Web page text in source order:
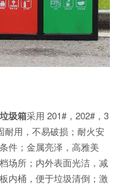
圾箱采用 201#，202#，3
耐用，不易破损；耐火安
件；金属亮泽，高雅美
场所；内外表面光洁，减
内桶，便于垃圾清倒；激